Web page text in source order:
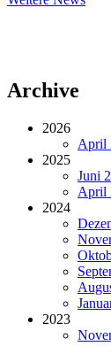
Archive
2026
April
2025
Juni
April
2024
2023